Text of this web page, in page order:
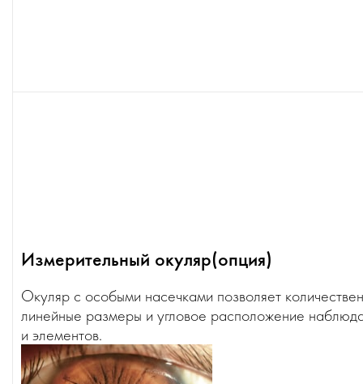
Измерительный окуляр(опция)
Окуляр с особыми насечками позволяет
линейные размеры и угловое расположение
и элементов.